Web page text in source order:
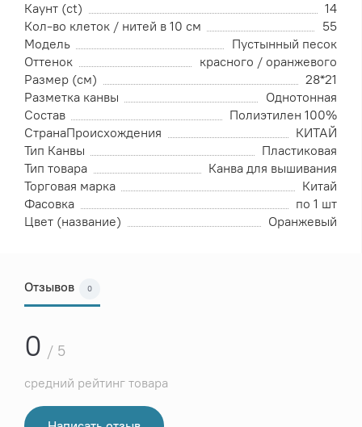
Каунт (ct)
14
Кол-во клеток / нитей в 10 см
55
Модель
Пустынный песок
Оттенок
красного / оранжевого
Размер (см)
28*21
Разметка канвы
Однотонная
Состав
Полиэтилен 100%
СтранаПроисхождения
КИТАЙ
Тип Канвы
Пластиковая
Тип товара
Канва для вышивания
Торговая марка
Китай
Фасовка
по 1 шт
Цвет (название)
Оранжевый
Отзывов 0
0 / 5
средний рейтинг товара